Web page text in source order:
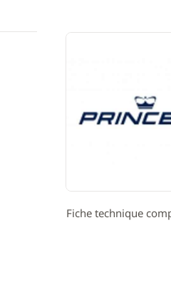
Fiche technique